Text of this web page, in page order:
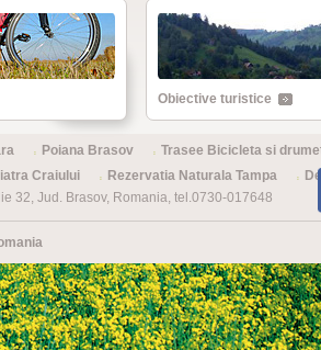
Obiective turistice
Poiana Brasov Trasee Bicicleta si
Craiului Rezervatia Naturala Tampa
32, Jud. Brasov, Romania, tel.0730-017648